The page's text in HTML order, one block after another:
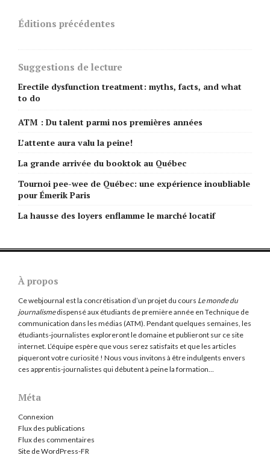
Éditions précédentes
Suggestions de lecture
Erectile dysfunction treatment: myths, facts, and what
to do
ATM : Du talent parmi nos premières années
L’attente aura valu la peine!
La grande arrivée du booktok au Québec
Tournoi pee-wee de Québec: une expérience inoubliable
pour Émerik Paris
La hausse des loyers enflamme le marché locatif
À propos
Ce webjournal est la concrétisation d’un projet du cours Le monde du
journalismedispensé aux étudiants de première année en Technique de
communication dans les médias (ATM). Pendant quelques semaines, les
étudiants-journalistes exploreront le domaine et publieront sur ce site
internet. L’équipe espère que vous serez satisfaits et que les articles
piqueront votre curiosité ! Nous vous invitons à être indulgents envers
ces apprentis-journalistes qui débutent à peine la formation…
Méta
Connexion
Flux des publications
Flux des commentaires
Site de WordPress-FR